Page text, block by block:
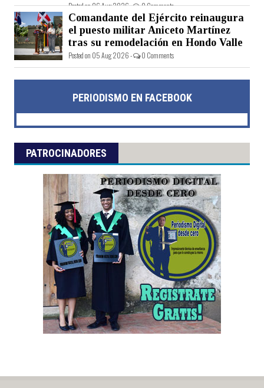
Posted on 06 Aug 2026 - 0 Comments
Comandante del Ejército reinaugura
el puesto militar Aniceto Martínez
tras su remodelación en Hondo Valle
Posted on 05 Aug 2026 - 0 Comments
PERIODISMO EN FACEBOOK
PATROCINADORES